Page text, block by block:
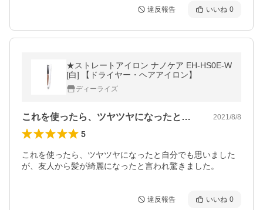
違反報告 いいね 0
★ストレートアイロン ナノケア EH-HS0E-W
[白] 【ドライヤー・ヘアアイロン】
ディーライズ
これを使ったら、ツヤツヤになったと自分… 2021/8/8
5
これを使ったら、ツヤツヤになったと自分でも思いました
が、友人から髪が綺麗になったと言われ驚きました。
違反報告 いいね 0